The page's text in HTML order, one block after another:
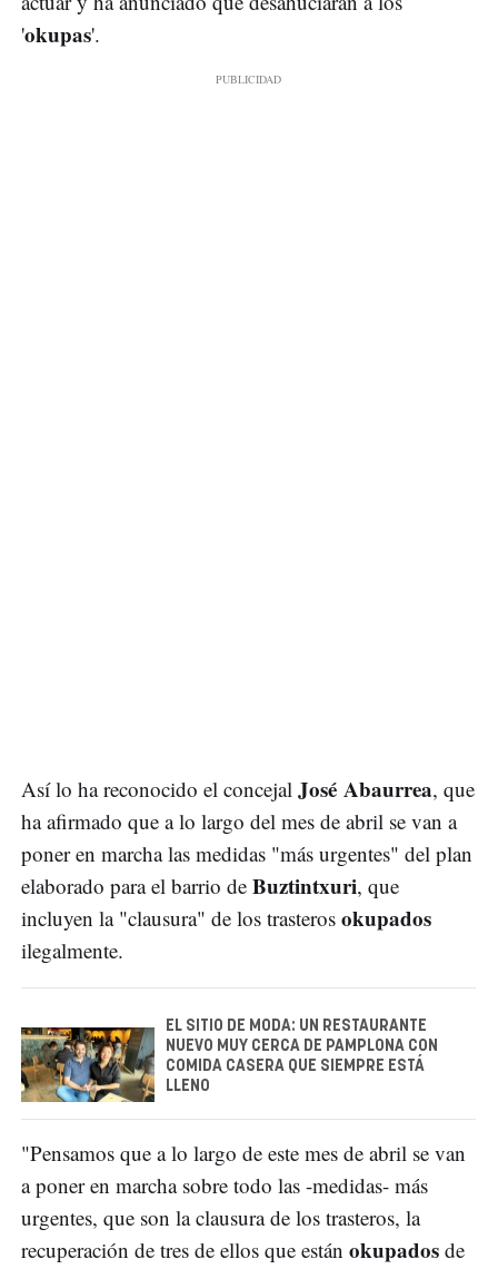
'okupas'.
Así lo ha reconocido el concejal José Abaurrea, que
ha afirmado que a lo largo del mes de abril se van a
poner en marcha las medidas "más urgentes" del plan
elaborado para el barrio de Buztintxuri, que
incluyen la "clausura" de los trasteros okupados
ilegalmente.
EL SITIO DE MODA: UN RESTAURANTE
NUEVO MUY CERCA DE PAMPLONA CON
COMIDA CASERA QUE SIEMPRE ESTÁ
LLENO
"Pensamos que a lo largo de este mes de abril se van
a poner en marcha sobre todo las -medidas- más
urgentes, que son la clausura de los trasteros, la
recuperación de tres de ellos que están okupados de